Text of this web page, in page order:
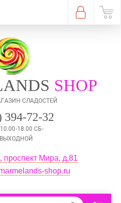
SHOP
СЛАДОСТЕЙ
394-72-32
18.00 СБ-
проспект Мира, д.81
shop.ru